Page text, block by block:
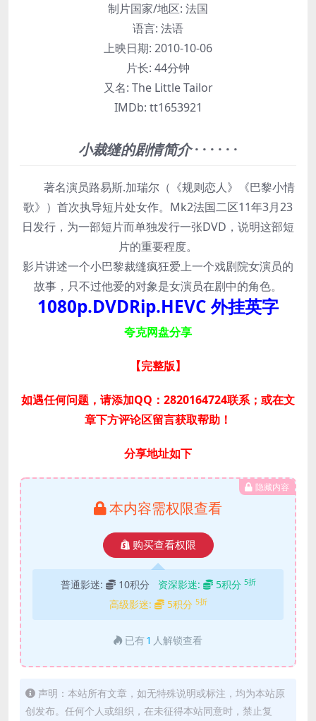
制片国家/地区: 法国
语言: 法语
上映日期: 2010-10-06
片长: 44分钟
又名: The Little Tailor
IMDb: tt1653921
小裁缝的剧情简介· · · · · ·
著名演员路易斯.加瑞尔（《规则恋人》《巴黎小情
歌》）首次执导短片处女作。Mk2法国二区11年3月23
日发行，为一部短片而单独发行一张DVD，说明这部短
片的重要程度。
影片讲述一个小巴黎裁缝疯狂爱上一个戏剧院女演员的
故事，只不过他爱的对象是女演员在剧中的角色。
1080p.DVDRip.HEVC 外挂英字
夸克网盘分享
【完整版】
如遇任何问题，请添加QQ：2820164724联系；或在文
章下方评论区留言获取帮助！
分享地址如下
隐藏内容
本内容需权限查看
购买查看权限
普通影迷: 10积分 资深影迷: 5积分 5折
高级影迷: 5积分 5折
已有 1 人解锁查看
声明：本站所有文章，如无特殊说明或标注，均为本站原
创发布。任何个人或组织，在未征得本站同意时，禁止复